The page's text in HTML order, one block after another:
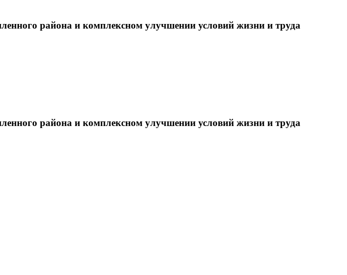
района и комплексном улучшении условий жизни и труда
района и комплексном улучшении условий жизни и труда